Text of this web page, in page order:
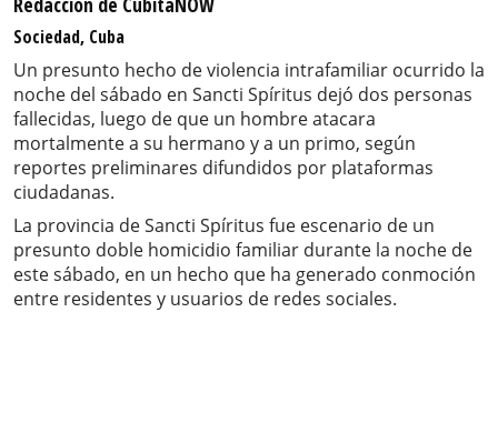
Sociedad, Cuba
Un presunto hecho de violencia intrafamiliar ocurrido la
noche del sábado en Sancti Spíritus dejó dos personas
fallecidas, luego de que un hombre atacara
mortalmente a su hermano y a un primo, según
reportes preliminares difundidos por plataformas
ciudadanas.
La provincia de Sancti Spíritus fue escenario de un
presunto doble homicidio familiar durante la noche de
este sábado, en un hecho que ha generado conmoción
entre residentes y usuarios de redes sociales.